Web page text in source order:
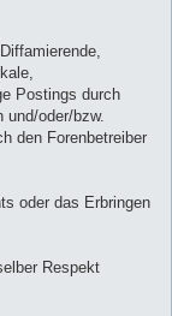
Postings durch
und/oder/bzw.
den Forenbetreiber
oder das Erbringen
Respekt